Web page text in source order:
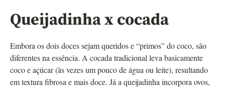
Queijadinha x cocada
Embora os dois doces sejam queridos e “primos” do coco, são
diferentes na essência. A cocada tradicional leva basicamente
coco e açúcar (às vezes um pouco de água ou leite), resultando
em textura fibrosa e mais doce. Já a queijadinha incorpora ovos,